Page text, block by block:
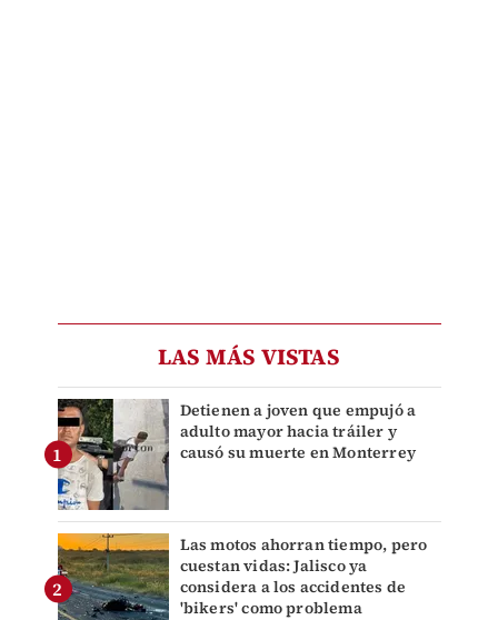
LAS MÁS VISTAS
Detienen a joven que empujó a
adulto mayor hacia tráiler y
causó su muerte en Monterrey
Las motos ahorran tiempo, pero
cuestan vidas: Jalisco ya
considera a los accidentes de
'bikers' como problema